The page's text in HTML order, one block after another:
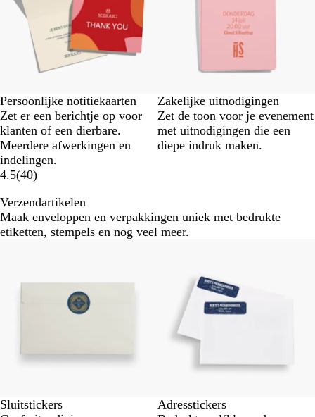
Persoonlijke notitiekaarten
Zet er een berichtje op voor
klanten of een dierbare.
Meerdere afwerkingen en
indelingen.
4.5(40)
Zakelijke uitnodigingen
Zet de toon voor je evenement
met uitnodigingen die een
diepe indruk maken.
Verzendartikelen
Maak enveloppen en verpakkingen uniek met bedrukte
etiketten, stempels en nog veel meer.
Sluitstickers
Adresstickers